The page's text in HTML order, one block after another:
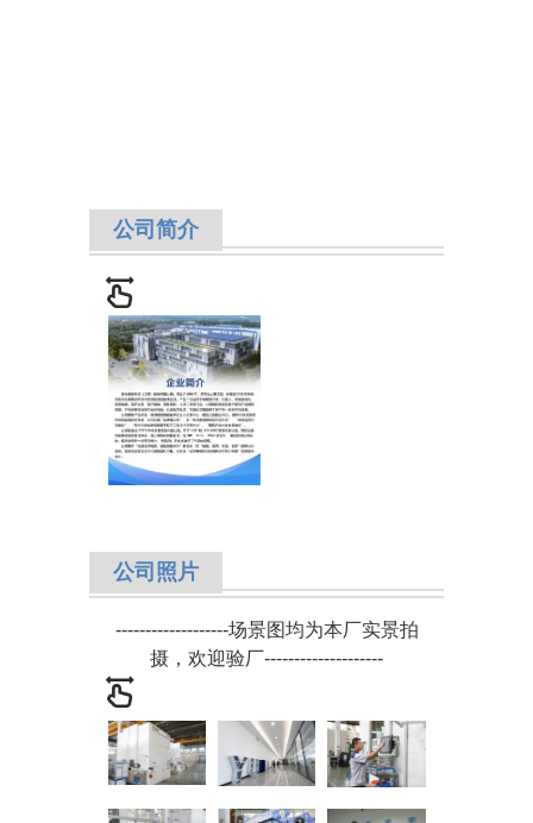
公司简介
公司照片
-------------------场景图均为本厂实景拍
摄，欢迎验厂--------------------